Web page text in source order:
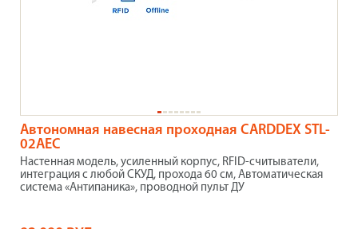
Автономная навесная проходная CARDDEX STL-
02AEC
Настенная модель, усиленный корпус, RFID-считыватели,
интеграция с любой СКУД, прохода 60 см, Автоматическая
система «Антипаника», проводной пульт ДУ